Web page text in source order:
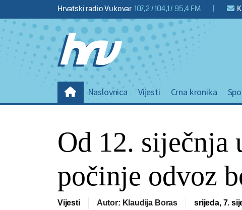
Hrvatski radio Vukovar 107,2 / 104,1 / 95,4 FM |
Naslovnica Vijesti Crna kronika
Od 12. siječnja
počinje odvoz
Vijesti Autor: Klaudija Boras srijeda, 7.